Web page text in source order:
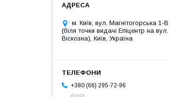
м. Київ, вул. Магнітогорська 1-В
(біля точки видачі Епіцентр на вул.
Віскозна), Київ, Україна
+380 (66) 295-72-96